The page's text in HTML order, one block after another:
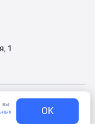
вы
OK
1